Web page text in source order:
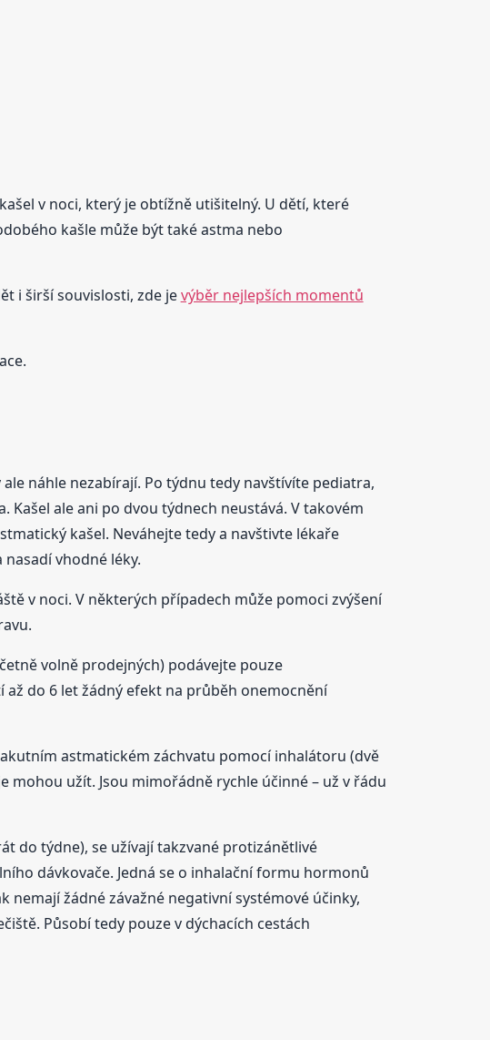
v noci, který je obtížně utišitelný. U dětí, které
kašle může být také astma nebo
i širší souvislosti, zde jevýběr nejlepších momentů
náhle nezabírají. Po týdnu tedy navštívíte pediatra,
ale ani po dvou týdnech neustává. V takovém
kašel. Neváhejte tedy a navštivte lékaře
vhodné léky.
v noci. V některých případech může pomoci zvýšení
volně prodejných) podávejte pouze
do 6 let žádný efekt na průběh onemocnění
astmatickém záchvatu pomocí inhalátoru (dvě
mohou užít. Jsou mimořádně rychle účinné – už v řádu
do týdne), se užívají takzvané protizánětlivé
dávkovače. Jedná se o inhalační formu hormonů
žádné závažné negativní systémové účinky,
Působí tedy pouze v dýchacích cestách